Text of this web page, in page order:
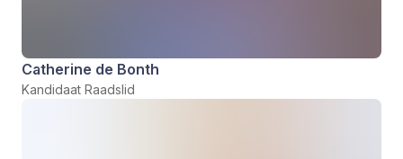
Catherine de Bonth
Kandidaat Raadslid